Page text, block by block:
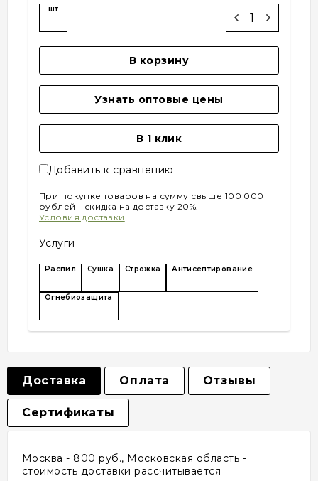
шт
В корзину
Узнать оптовые цены
В 1 клик
Добавить к сравнению
При покупке товаров на сумму свыше 100 000
рублей - скидка на доставку 20%.
Условия доставки.
Услуги
Распил Сушка Строжка Антисептирование
Огнебиозащита
Доставка Оплата Отзывы
Сертификаты
Москва - 800 руб., Московская область -
стоимость доставки рассчитывается